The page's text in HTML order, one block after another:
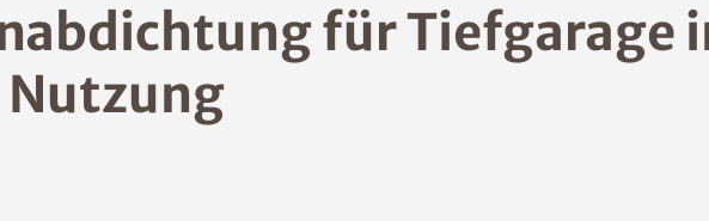
für Tiefgarage
Nutzung